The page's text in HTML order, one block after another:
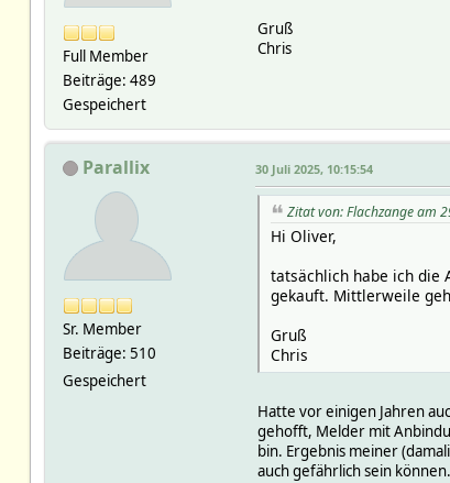
Full Member
Beiträge: 489
Gespeichert
Gruß
Chris
Parallix
Sr. Member
Beiträge: 510
Gespeichert
30 Juli 2025, 10:15:54
Zitat von: Flachzange am
Hi Oliver,
tatsächlich habe ich die
gekauft. Mittlerweile
Gruß
Chris
Hatte vor einigen Jahren
gehofft, Melder mit
bin. Ergebnis meiner
auch gefährlich sein